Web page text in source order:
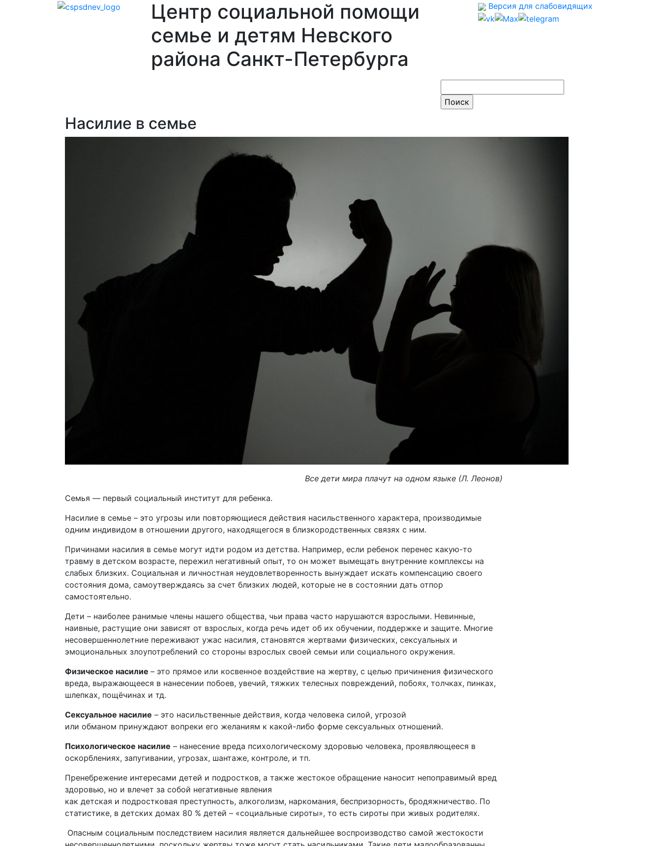
Центр социальной помощи
семье и детям Невского
района Санкт-Петербурга
Версия для слабовидящих
Найти:
Насилие в семье
Все дети мира плачут на одном языке (Л. Леонов)
Семья — первый социальный институт для ребенка.
Насилие в семье – это угрозы или повторяющиеся действия насильственного характера, производимые
одним индивидом в отношении другого, находящегося в близкородственных связях с ним.
Причинами насилия в семье могут идти родом из детства. Например, если ребенок перенес какую-то
травму в детском возрасте, пережил негативный опыт, то он может вымещать внутренние комплексы на
слабых близких. Социальная и личностная неудовлетворенность вынуждает искать компенсацию своего
состояния дома, самоутверждаясь за счет близких людей, которые не в состоянии дать отпор
самостоятельно.
Дети – наиболее ранимые члены нашего общества, чьи права часто нарушаются взрослыми. Невинные,
наивные, растущие они зависят от взрослых, когда речь идет об их обучении, поддержке и защите. Многие
несовершеннолетние переживают ужас насилия, становятся жертвами физических, сексуальных и
эмоциональных злоупотреблений со стороны взрослых своей семьи или социального окружения.
Физическое насилие – это прямое или косвенное воздействие на жертву, с целью причинения физического
вреда, выражающееся в нанесении побоев, увечий, тяжких телесных повреждений, побоях, толчках, пинках,
шлепках, пощёчинах и тд.
Сексуальное насилие – это насильственные действия, когда человека силой, угрозой
или обманом принуждают вопреки его желаниям к какой-либо форме сексуальных отношений.
Психологическое насилие – нанесение вреда психологическому здоровью человека, проявляющееся в
оскорблениях, запугивании, угрозах, шантаже, контроле, и тп.
Пренебрежение интересами детей и подростков, а также жестокое обращение наносит непоправимый вред
здоровью, но и влечет за собой негативные явления
как детская и подростковая преступность, алкоголизм, наркомания, беспризорность, бродяжничество. По
статистике, в детских домах 80 % детей – «социальные сироты», то есть сироты при живых родителях.
Опасным социальным последствием насилия является дальнейшее воспроизводство самой жестокости